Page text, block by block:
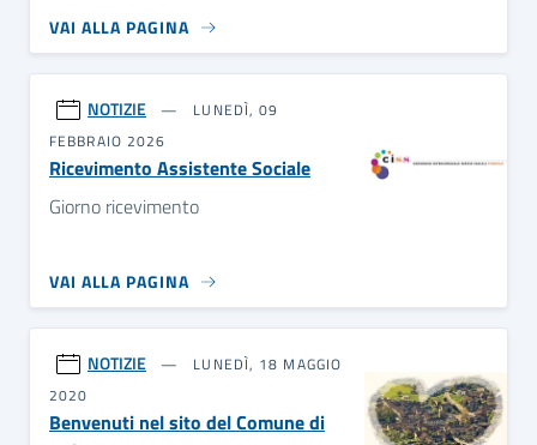
VAI ALLA PAGINA
NOTIZIE
LUNEDÌ, 09
FEBBRAIO 2026
Ricevimento Assistente Sociale
Giorno ricevimento
VAI ALLA PAGINA
NOTIZIE
LUNEDÌ, 18 MAGGIO
2020
Benvenuti nel sito del Comune di